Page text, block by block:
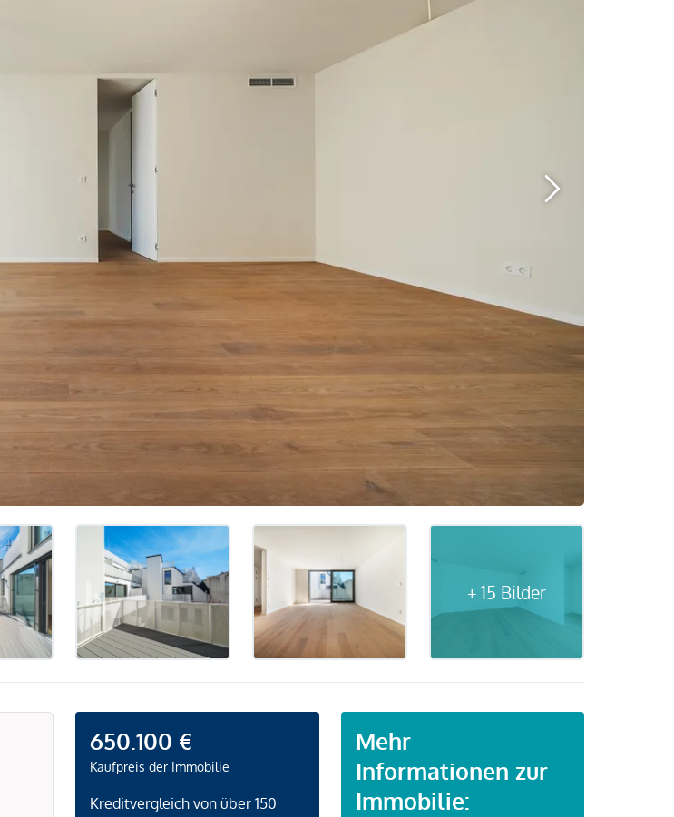
+ 15 Bilder
650.100 €
Kaufpreis der Immobilie
Kreditvergleich von über 150
Mehr
Informationen zur
Immobilie: